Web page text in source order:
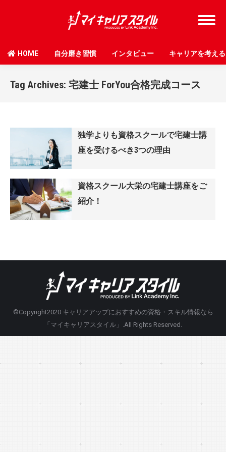
HOME 自分磨き習慣 インタビュー キャリアを考える
Tag Archives: 宅建士 ForYou合格完成コース
独学よりも資格スクールで宅建士講
座を受けるべき3つの理由
資格スクール大栄の宅建士講座をご
紹介！
©Copyright2020 キャリアアップにおすすめの資格・スキル情報なら
「マイキャリアスタイル」 .All Rights Reserved.